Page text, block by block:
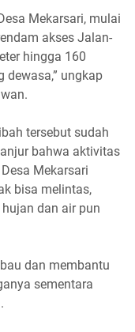
Mekarsari, mulai
akses Jalan-
hingga 160
dewasa,” ungkap
tersebut sudah
bahwa aktivitas
Mekarsari
bisa melintas,
dan air pun
dan membantu
sementara